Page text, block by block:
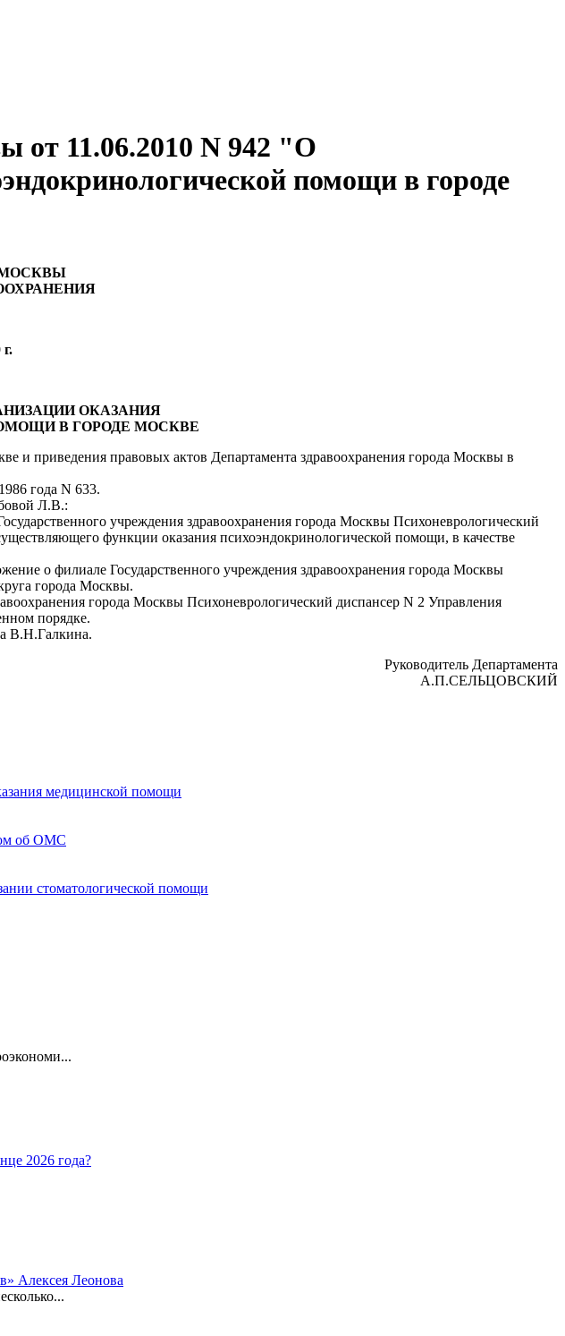
от 11.06.2010 N 942 "О
помощи в городе
ОКАЗАНИЯ
В ГОРОДЕ МОСКВЕ
и приведения правовых актов Департамента здравоохранения города Москвы в
года N 633.
Л.В.:
учреждения здравоохранения города Москвы Психоневрологический
функции оказания психоэндокринологической помощи, в качестве
о филиале Государственного учреждения здравоохранения города Москвы
города Москвы.
города Москвы Психоневрологический диспансер N 2 Управления
порядке.
В.Н.Галкина.
Руководитель Департамента
А.П.СЕЛЬЦОВСКИЙ
медицинской помощи
об ОМС
стоматологической помощи
2026 года?
Алексея Леонова